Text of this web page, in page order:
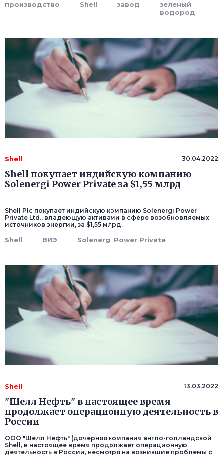
производство Shell завод
зеленый
водород
Shell 30.04.2022
Shell покупает индийскую компанию
Solenergi Power Private за $1,55 млрд
Shell Plc покупает индийскую компанию Solenergi Power
Private Ltd., владеющую активами в сфере возобновляемых
источников энергии, за $1,55 млрд.
Shell ВИЭ Solenergi Power Private
Shell 13.03.2022
"Шелл Нефть" в настоящее время
продолжает операционную деятельность в
России
ООО "Шелл Нефть" (дочерняя компания англо-голландской
Shell, в настоящее время продолжает операционную
деятельность в России, несмотря на возникшие проблемы с